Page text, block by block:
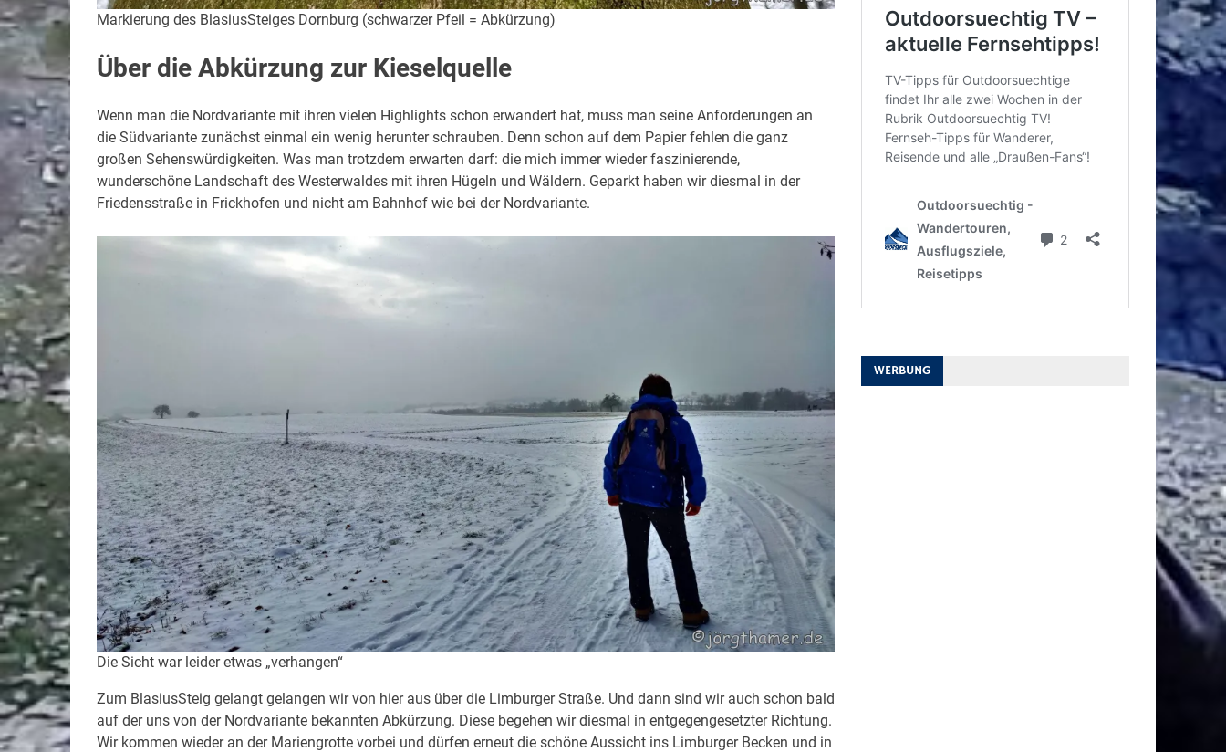
Markierung des BlasiusSteiges Dornburg (schwarzer Pfeil = Abkürzung)
Über die Abkürzung zur Kieselquelle
Wenn man die Nordvariante mit ihren vielen Highlights schon erwandert hat, muss man seine Anforderungen an
die Südvariante zunächst einmal ein wenig herunter schrauben. Denn schon auf dem Papier fehlen die ganz
großen Sehenswürdigkeiten. Was man trotzdem erwarten darf: die mich immer wieder faszinierende,
wunderschöne Landschaft des Westerwaldes mit ihren Hügeln und Wäldern. Geparkt haben wir diesmal in der
Friedensstraße in Frickhofen und nicht am Bahnhof wie bei der Nordvariante.
Die Sicht war leider etwas „verhangen“
Zum BlasiusSteig gelangt gelangen wir von hier aus über die Limburger Straße. Und dann sind wir auch schon bald
auf der uns von der Nordvariante bekannten Abkürzung. Diese begehen wir diesmal in entgegengesetzter Richtung.
Wir kommen wieder an der Mariengrotte vorbei und dürfen erneut die schöne Aussicht ins Limburger Becken und in
WERBUNG